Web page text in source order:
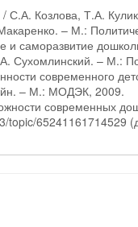
С.А. Козлова, Т.А.
– М.:
и саморазвитие
Сухомлинский. – М.:
современного
– М.: МОДЭК, 2009.
современных
topic/65241161714529